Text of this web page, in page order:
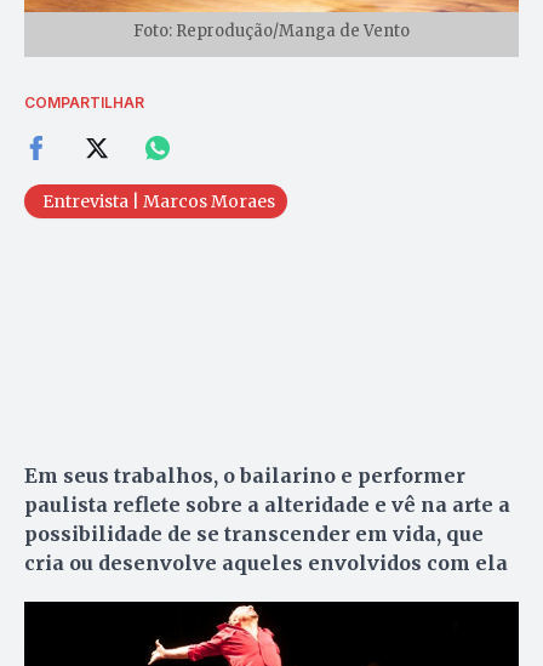
Foto: Reprodução/Manga de Vento
COMPARTILHAR
Entrevista | Marcos Moraes
Em seus trabalhos, o bailarino e performer
paulista reflete sobre a alteridade e vê na arte a
possibilidade de se transcender em vida, que
cria ou desenvolve aqueles envolvidos com ela